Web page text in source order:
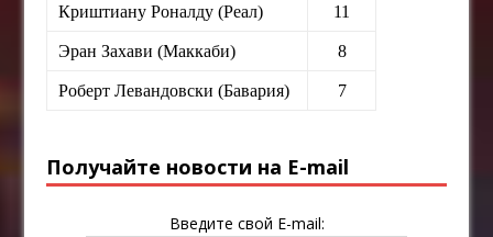
Криштиану Роналду (Реал) 11
Эран Захави (Маккаби) 8
Роберт Левандовски (Бавария) 7
Получайте новости на E-mail
Введите свой E-mail: